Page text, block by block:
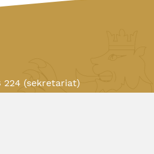
224 (sekretariat)